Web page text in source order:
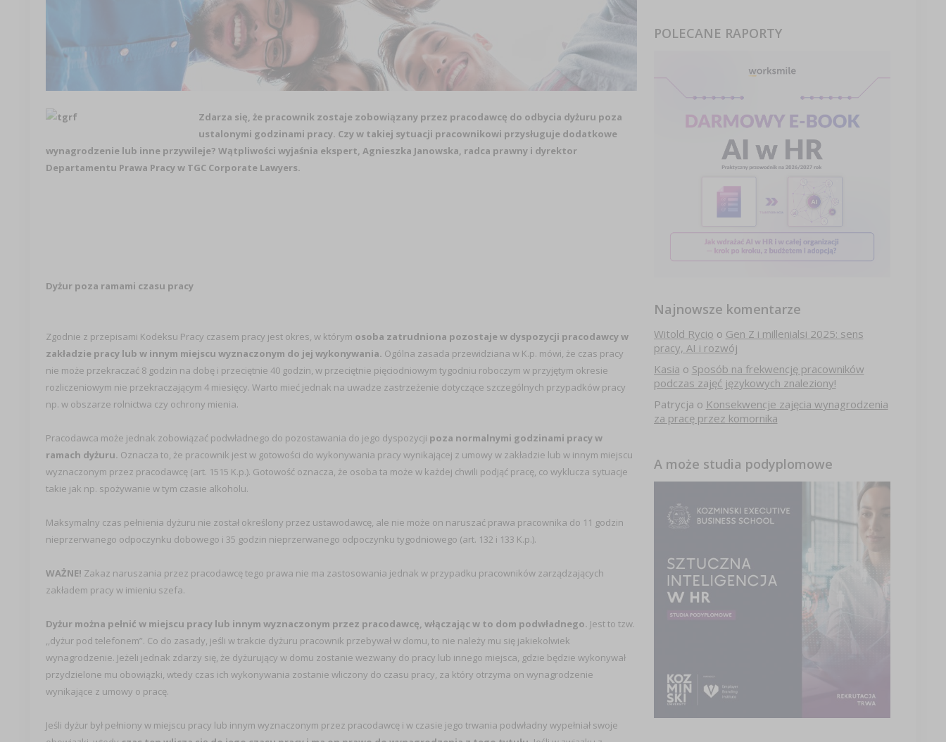
Zdarza się, że pracownik zostaje zobowiązany przez pracodawcę do odbycia dyżuru poza
ustalonymi godzinami pracy. Czy w takiej sytuacji pracownikowi przysługuje dodatkowe
wynagrodzenie lub inne przywileje? Wątpliwości wyjaśnia ekspert, Agnieszka Janowska, radca prawny i dyrektor
Departamentu Prawa Pracy w TGC Corporate Lawyers.
Dyżur poza ramami czasu pracy
Zgodnie z przepisami Kodeksu Pracy czasem pracy jest okres, w którym osoba zatrudniona pozostaje w dyspozycji pracodawcy w
zakładzie pracy lub w innym miejscu wyznaczonym do jej wykonywania. Ogólna zasada przewidziana w K.p. mówi, że czas pracy
nie może przekraczać 8 godzin na dobę i przeciętnie 40 godzin, w przeciętnie pięciodniowym tygodniu roboczym w przyjętym okresie
rozliczeniowym nie przekraczającym 4 miesięcy. Warto mieć jednak na uwadze zastrzeżenie dotyczące szczególnych przypadków pracy
np. w obszarze rolnictwa czy ochrony mienia.
Pracodawca może jednak zobowiązać podwładnego do pozostawania do jego dyspozycji poza normalnymi godzinami pracy w
ramach dyżuru. Oznacza to, że pracownik jest w gotowości do wykonywania pracy wynikającej z umowy w zakładzie lub w innym miejscu
wyznaczonym przez pracodawcę (art. 1515 K.p.). Gotowość oznacza, że osoba ta może w każdej chwili podjąć pracę, co wyklucza sytuacje
takie jak np. spożywanie w tym czasie alkoholu.
Maksymalny czas pełnienia dyżuru nie został określony przez ustawodawcę, ale nie może on naruszać prawa pracownika do 11 godzin
nieprzerwanego odpoczynku dobowego i 35 godzin nieprzerwanego odpoczynku tygodniowego (art. 132 i 133 K.p.).
WAŻNE! Zakaz naruszania przez pracodawcę tego prawa nie ma zastosowania jednak w przypadku pracowników zarządzających
zakładem pracy w imieniu szefa.
Dyżur można pełnić w miejscu pracy lub innym wyznaczonym przez pracodawcę, włączając w to dom podwładnego. Jest to tzw.
,,dyżur pod telefonem”. Co do zasady, jeśli w trakcie dyżuru pracownik przebywał w domu, to nie należy mu się jakiekolwiek
wynagrodzenie. Jeżeli jednak zdarzy się, że dyżurujący w domu zostanie wezwany do pracy lub innego miejsca, gdzie będzie wykonywał
przydzielone mu obowiązki, wtedy czas ich wykonywania zostanie wliczony do czasu pracy, za który otrzyma on wynagrodzenie
wynikające z umowy o pracę.
Jeśli dyżur był pełniony w miejscu pracy lub innym wyznaczonym przez pracodawcę i w czasie jego trwania podwładny wypełniał swoje
POLECANE RAPORTY
Najnowsze komentarze
Witold Rycio o Gen Z i millenialsi 2025: sens
pracy, AI i rozwój
Kasia o Sposób na frekwencję pracowników
podczas zajęć językowych znaleziony!
Patrycja o Konsekwencje zajęcia wynagrodzenia
za pracę przez komornika
A może studia podyplomowe